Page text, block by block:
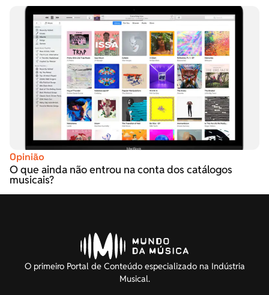
Opinião
O que ainda não entrou na conta dos catálogos
musicais?
O primeiro Portal de Conteúdo especializado na Indústria
Musical.